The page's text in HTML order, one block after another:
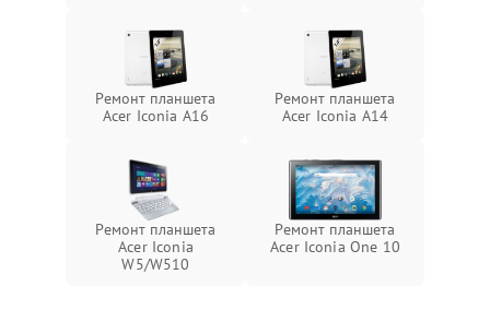
Ремонт планшета
Acer Iconia A16
Ремонт планшета
Acer Iconia A14
Ремонт планшета
Acer Iconia
W5/W510
Ремонт планшета
Acer Iconia One 10